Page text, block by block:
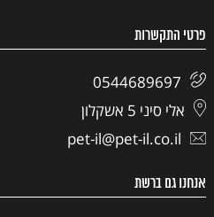
פרטי התקשרות
0544689697
אלי סיני 5 אשקלון
pet-il@pet-il.co.il
אנחנו גם ברשת